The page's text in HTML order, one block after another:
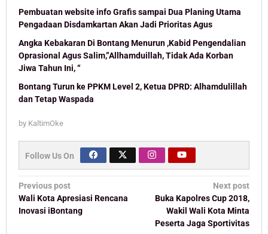
Pembuatan website info Grafis sampai Dua Planing Utama
Pengadaan Disdamkartan Akan Jadi Prioritas Agus
Angka Kebakaran Di Bontang Menurun ,Kabid Pengendalian
Oprasional Agus Salim,”Allhamduillah, Tidak Ada Korban
Jiwa Tahun Ini, “
Bontang Turun ke PPKM Level 2, Ketua DPRD: Alhamdulillah
dan Tetap Waspada
by KaltimOke
Follow Us On
Post
navigation
Previous post
Wali Kota Apresiasi Rencana
Inovasi iBontang
Next post
Buka Kapolres Cup 2018,
Wakil Wali Kota Minta
Peserta Jaga Sportivitas